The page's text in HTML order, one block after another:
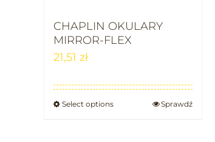
CHAPLIN OKULARY
MIRROR-FLEX
21,51 zł
Select options Sprawdź